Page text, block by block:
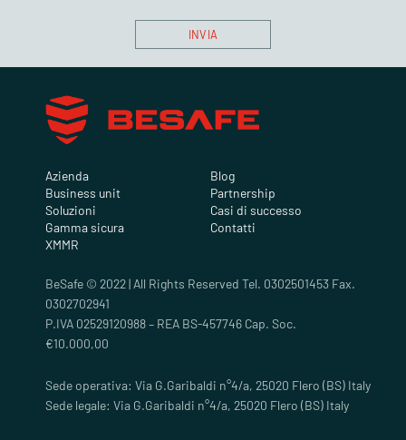
Azienda
Business unit
Soluzioni
Gamma sicura
XMMR
Blog
Partnership
Casi di successo
Contatti
BeSafe © 2022 | All Rights Reserved Tel. 0302501453 Fax.
0302702941
P.IVA 02529120988 – REA BS-457746 Cap. Soc.
€10.000,00
Sede operativa: Via G.Garibaldi n°4/a, 25020 Flero (BS) Italy
Sede legale: Via G.Garibaldi n°4/a, 25020 Flero (BS) Italy